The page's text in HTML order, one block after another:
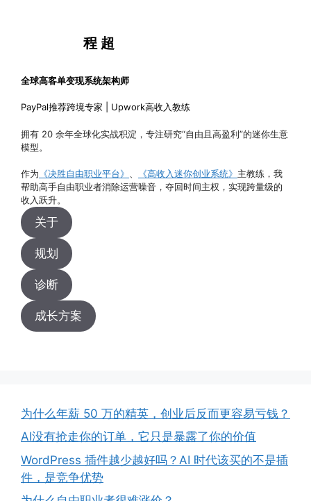
高利润的服务套餐
程 超
全球高客单变现系统架构师
PayPal推荐跨境专家 | Upwork高收入教练
拥有 20 余年全球化实战积淀，专注研究“自由且高盈利”的迷你生意
模型。
作为 《决胜自由职业平台》 《高收入迷你创业系统》 主教练，我
帮助高手自由职业者消除运营噪音，夺回时间主权，实现跨量级的
收入跃升。
关于
规划
诊断
成长方案
为什么年薪 50 万的精英，创业后反而更容易亏钱？
AI没有抢走你的订单，它只是暴露了你的价值
WordPress 插件越少越好吗？AI 时代该买的不是插
件，是竞争优势